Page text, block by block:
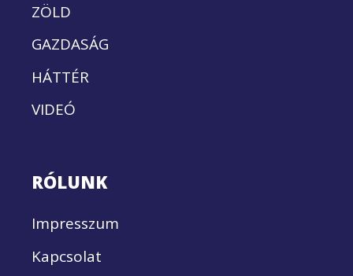
ZÖLD
GAZDASÁG
HÁTTÉR
VIDEÓ
RÓLUNK
Impresszum
Kapcsolat